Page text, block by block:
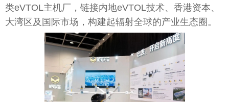
类eVTOL主机厂，链接内地eVTOL技术、 香港资本、
大湾区及国际市场，构建起辐射全球的产业生态圈。